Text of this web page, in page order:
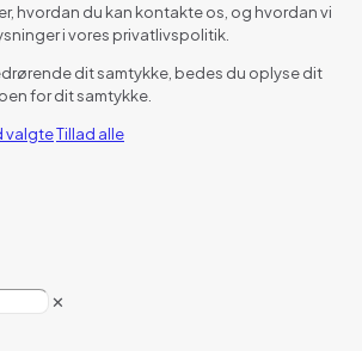
hvordan du kan kontakte os, og hvordan vi
i vores privatlivspolitik.
dit samtykke, bedes du oplyse dit
for dit samtykke.
valgteTillad alle
✕